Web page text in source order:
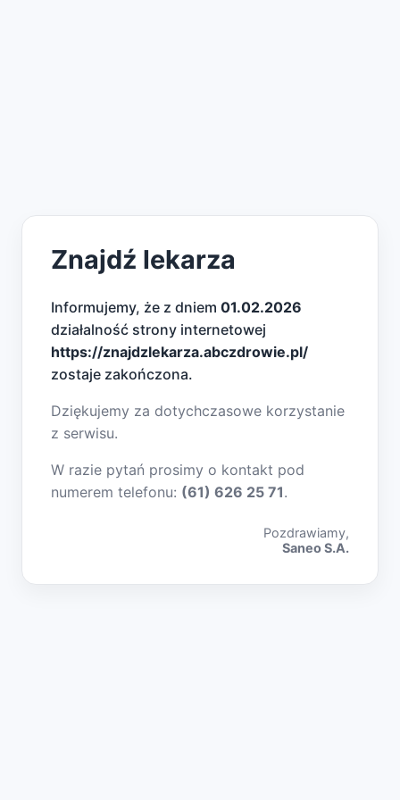
Znajdź lekarza
Informujemy, że z dniem 01.02.2026
działalność strony internetowej
https://znajdzlekarza.abczdrowie.pl/
zostaje zakończona.
Dziękujemy za dotychczasowe korzystanie
z serwisu.
W razie pytań prosimy o kontakt pod
numerem telefonu: (61) 626 25 71.
Pozdrawiamy,
Saneo S.A.